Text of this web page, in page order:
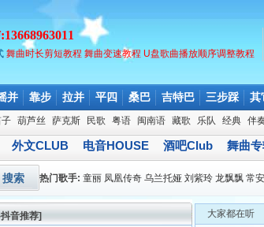
舞曲时长剪短教程 舞曲变速教程 U盘歌曲播放顺序调整教程
并 靠步 拉并 平四 桑巴 吉特巴 三步踩 其
葫芦丝 萨克斯 民歌 粤语 闽南语 藏歌 乐队 经典 伴
外文CLUB 电音HOUSE 酒吧Club 舞曲
搜索 热门歌手: 童丽 凤凰传奇 乌兰托娅 刘紫玲 龙飘飘 常安
音推荐]
大家都在听